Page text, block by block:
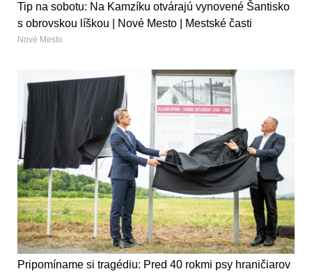
Tip na sobotu: Na Kamzíku otvárajú vynovené Šantisko
s obrovskou líškou | Nové Mesto | Mestské časti
Nové Mesto
Pripomíname si tragédiu: Pred 40 rokmi psy hraničiarov